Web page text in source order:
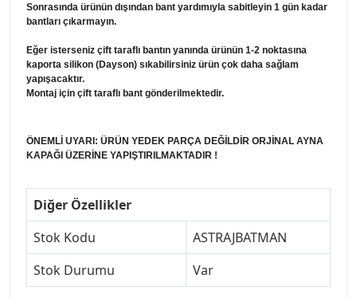
Sonrasında ürünün dışından bant yardımıyla sabitleyin 1 gün kadar
bantları çıkarmayın.
Eğer isterseniz çift taraflı bantın yanında ürünün 1-2 noktasına
kaporta silikon (Dayson) sıkabilirsiniz ürün çok daha sağlam
yapışacaktır.
Montaj için çift taraflı bant gönderilmektedir.
ÖNEMLİ UYARI: ÜRÜN YEDEK PARÇA DEĞİLDİR ORJİNAL AYNA
KAPAĞI ÜZERİNE YAPIŞTIRILMAKTADIR !
Diğer Özellikler
Stok Kodu
ASTRAJBATMAN
Stok Durumu
Var